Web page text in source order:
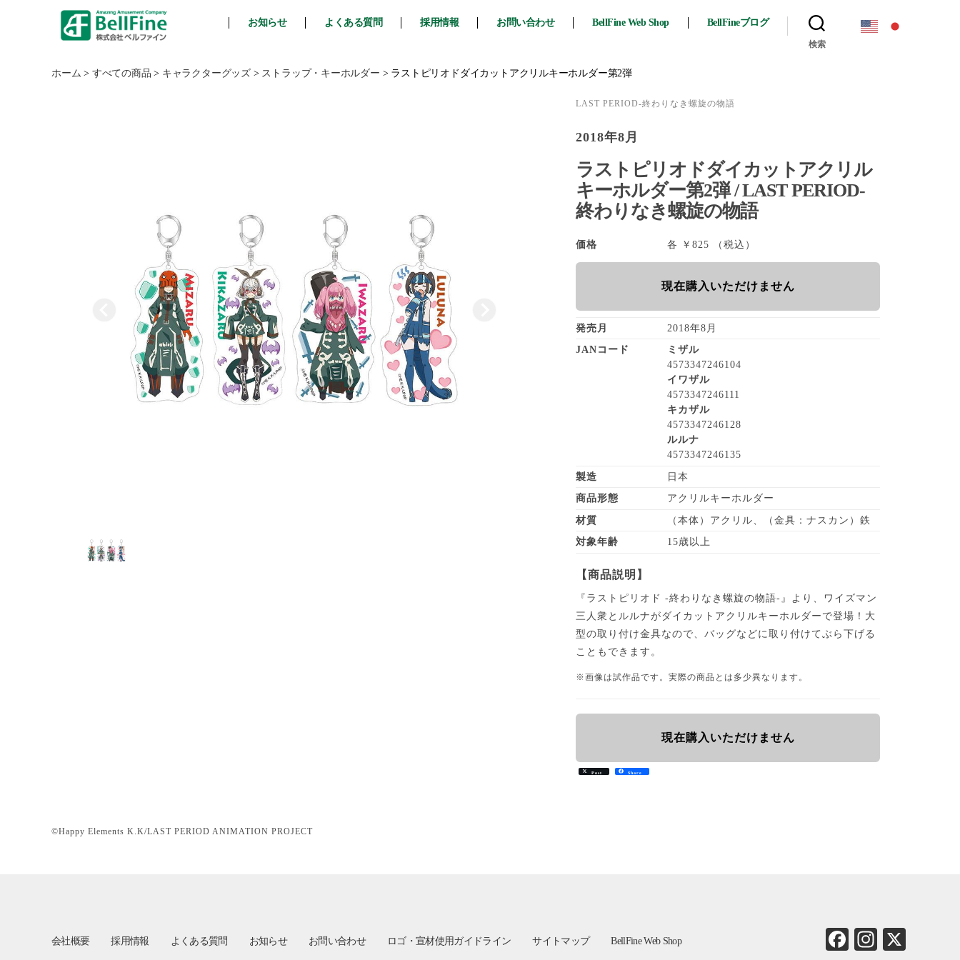
フ
お知らせ よくある質問 採用情報 お問い合わせ BellFine Web Shop BellFineブログ
検索
ホーム > すべての商品 > キャラクターグッズ > ストラップ・キーホルダー > ラストピリオドダイカットアクリルキーホルダー第2弾
LAST PERIOD‐終わりなき螺旋の物語
2018年8月
ラストピリオドダイカットアクリル
キーホルダー第2弾 / LAST PERIOD‐
終わりなき螺旋の物語
価格 各 ￥825 （税込）
現在購入いただけません
発売月 2018年8月
JANコード
ミザル
4573347246104
イワザル
4573347246111
キカザル
4573347246128
ルルナ
4573347246135
製造 日本
商品形態 アクリルキーホルダー
材質 （本体）アクリル、（金具：ナスカン）鉄
対象年齢 15歳以上
【商品説明】
『ラストピリオド -終わりなき螺旋の物語-』より、ワイズマン
三人衆とルルナがダイカットアクリルキーホルダーで登場！大
型の取り付け金具なので、バッグなどに取り付けてぶら下げる
こともできます。
※画像は試作品です。実際の商品とは多少異なります。
現在購入いただけません
Post Share
©Happy Elements K.K/LAST PERIOD ANIMATION PROJECT
会社概要 採用情報 よくある質問 お知らせ お問い合わせ ロゴ・宣材使用ガイドライン サイトマップ BellFine Web Shop
Fa
In